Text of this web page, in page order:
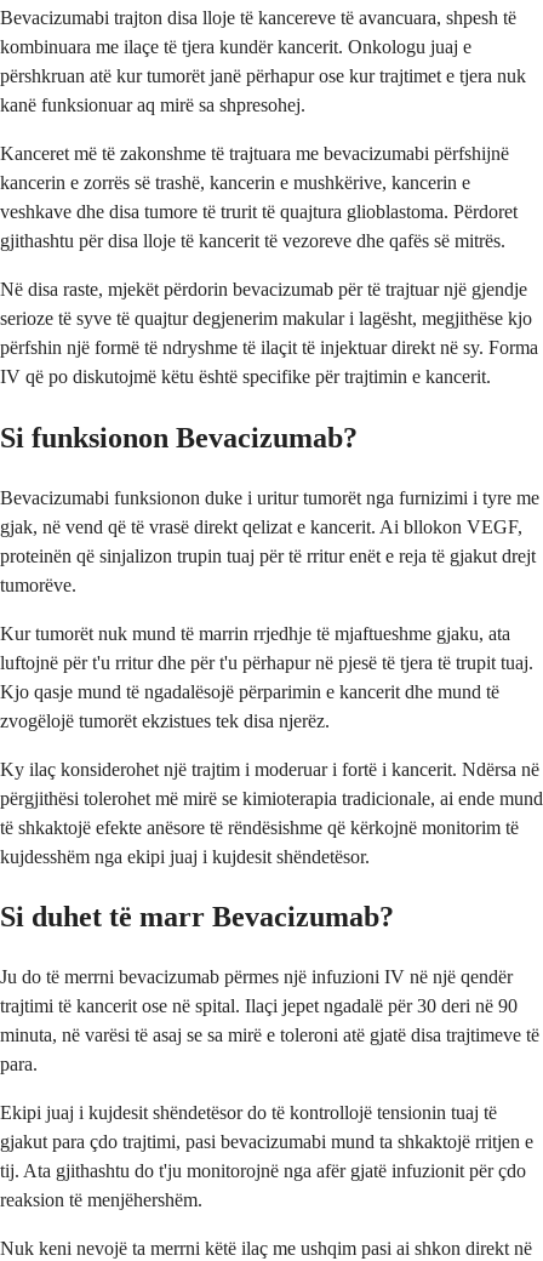
Bevacizumabi trajton disa lloje të kancereve të avancuara, shpesh të
kombinuara me ilaçe të tjera kundër kancerit. Onkologu juaj e
përshkruan atë kur tumorët janë përhapur ose kur trajtimet e tjera nuk
kanë funksionuar aq mirë sa shpresohej.
Kanceret më të zakonshme të trajtuara me bevacizumabi përfshijnë
kancerin e zorrës së trashë, kancerin e mushkërive, kancerin e
veshkave dhe disa tumore të trurit të quajtura glioblastoma. Përdoret
gjithashtu për disa lloje të kancerit të vezoreve dhe qafës së mitrës.
Në disa raste, mjekët përdorin bevacizumab për të trajtuar një gjendje
serioze të syve të quajtur degjenerim makular i lagësht, megjithëse kjo
përfshin një formë të ndryshme të ilaçit të injektuar direkt në sy. Forma
IV që po diskutojmë këtu është specifike për trajtimin e kancerit.
Si funksionon Bevacizumab?
Bevacizumabi funksionon duke i uritur tumorët nga furnizimi i tyre me
gjak, në vend që të vrasë direkt qelizat e kancerit. Ai bllokon VEGF,
proteinën që sinjalizon trupin tuaj për të rritur enët e reja të gjakut drejt
tumorëve.
Kur tumorët nuk mund të marrin rrjedhje të mjaftueshme gjaku, ata
luftojnë për t'u rritur dhe për t'u përhapur në pjesë të tjera të trupit tuaj.
Kjo qasje mund të ngadalësojë përparimin e kancerit dhe mund të
zvogëlojë tumorët ekzistues tek disa njerëz.
Ky ilaç konsiderohet një trajtim i moderuar i fortë i kancerit. Ndërsa në
përgjithësi tolerohet më mirë se kimioterapia tradicionale, ai ende mund
të shkaktojë efekte anësore të rëndësishme që kërkojnë monitorim të
kujdesshëm nga ekipi juaj i kujdesit shëndetësor.
Si duhet të marr Bevacizumab?
Ju do të merrni bevacizumab përmes një infuzioni IV në një qendër
trajtimi të kancerit ose në spital. Ilaçi jepet ngadalë për 30 deri në 90
minuta, në varësi të asaj se sa mirë e toleroni atë gjatë disa trajtimeve të
para.
Ekipi juaj i kujdesit shëndetësor do të kontrollojë tensionin tuaj të
gjakut para çdo trajtimi, pasi bevacizumabi mund ta shkaktojë rritjen e
tij. Ata gjithashtu do t'ju monitorojnë nga afër gjatë infuzionit për çdo
reaksion të menjëhershëm.
Nuk keni nevojë ta merrni këtë ilaç me ushqim pasi ai shkon direkt në